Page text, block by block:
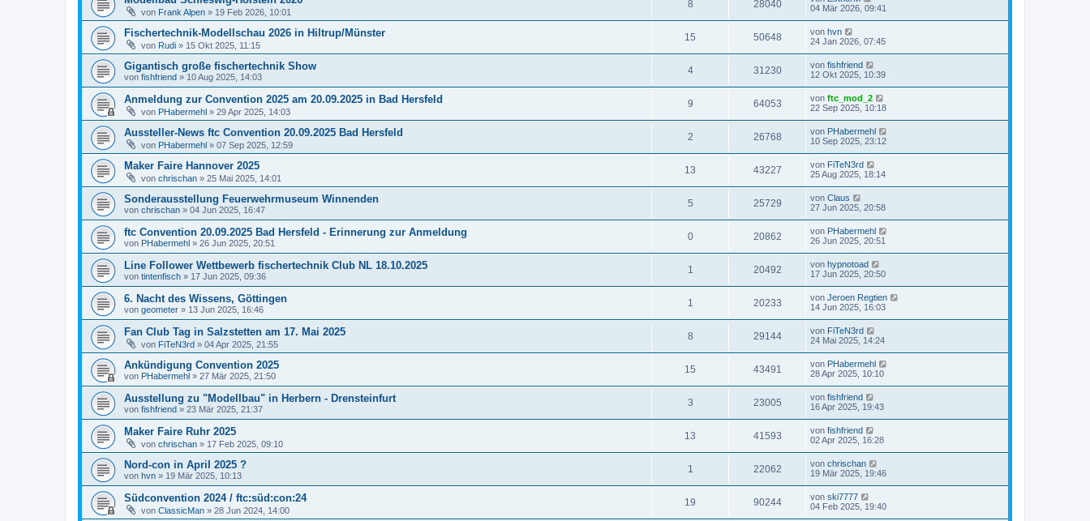
von Frank Alpen » 19 Feb 2026, 10:01
8 28040
04 Mär 2026, 09:41
Fischertechnik-Modellschau 2026 in Hiltrup/Münster
von Rudi » 15 Okt 2025, 11:15
15 50648 von hvn
24 Jan 2026, 07:45
Gigantisch große fischertechnik Show
von fishfriend » 10 Aug 2025, 14:03
4 31230 von fishfriend
12 Okt 2025, 10:39
Anmeldung zur Convention 2025 am 20.09.2025 in Bad Hersfeld
von PHabermehl » 29 Apr 2025, 14:03
9 64053 von ftc_mod_2
22 Sep 2025, 10:18
Aussteller-News ftc Convention 20.09.2025 Bad Hersfeld
von PHabermehl » 07 Sep 2025, 12:59
2 26768 von PHabermehl
10 Sep 2025, 23:12
Maker Faire Hannover 2025
von chrischan » 25 Mai 2025, 14:01
13 43227 von FiTeN3rd
25 Aug 2025, 18:14
Sonderausstellung Feuerwehrmuseum Winnenden
von chrischan » 04 Jun 2025, 16:47
5 25729 von Claus
27 Jun 2025, 20:58
ftc Convention 20.09.2025 Bad Hersfeld - Erinnerung zur Anmeldung
von PHabermehl » 26 Jun 2025, 20:51
0 20862 von PHabermehl
26 Jun 2025, 20:51
Line Follower Wettbewerb fischertechnik Club NL 18.10.2025
von tintenfisch » 17 Jun 2025, 09:36
1 20492 von hypnotoad
17 Jun 2025, 20:50
6. Nacht des Wissens, Göttingen
von geometer » 13 Jun 2025, 16:46
1 20233 von Jeroen Regtien
14 Jun 2025, 16:03
Fan Club Tag in Salzstetten am 17. Mai 2025
von FiTeN3rd » 04 Apr 2025, 21:55
8 29144 von FiTeN3rd
24 Mai 2025, 14:24
Ankündigung Convention 2025
von PHabermehl » 27 Mär 2025, 21:50
15 43491 von PHabermehl
28 Apr 2025, 10:10
Ausstellung zu "Modellbau" in Herbern - Drensteinfurt
von fishfriend » 23 Mär 2025, 21:37
3 23005 von fishfriend
16 Apr 2025, 19:43
Maker Faire Ruhr 2025
von chrischan » 17 Feb 2025, 09:10
13 41593 von fishfriend
02 Apr 2025, 16:28
Nord-con in April 2025 ?
von hvn » 19 Mär 2025, 10:13
1 22062 von chrischan
19 Mär 2025, 19:46
Südconvention 2024 / ftc:süd:con:24
von ClassicMan » 28 Jun 2024, 14:00
19 90244 von ski7777
04 Feb 2025, 19:40